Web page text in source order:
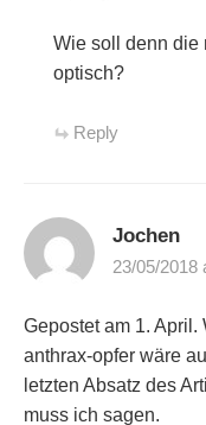
Wie soll denn die
optisch?
Reply
Jochen
23/05/2018
Gepostet am 1.
anthrax-opfer wäre
letzten Absatz des
muss ich sagen.